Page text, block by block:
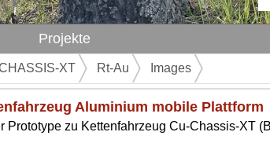
Projekte
XT Rt-Au Images
Aluminium mobile Plattform
Prototype zu Kettenfahrzeug Cu-Chassis-XT